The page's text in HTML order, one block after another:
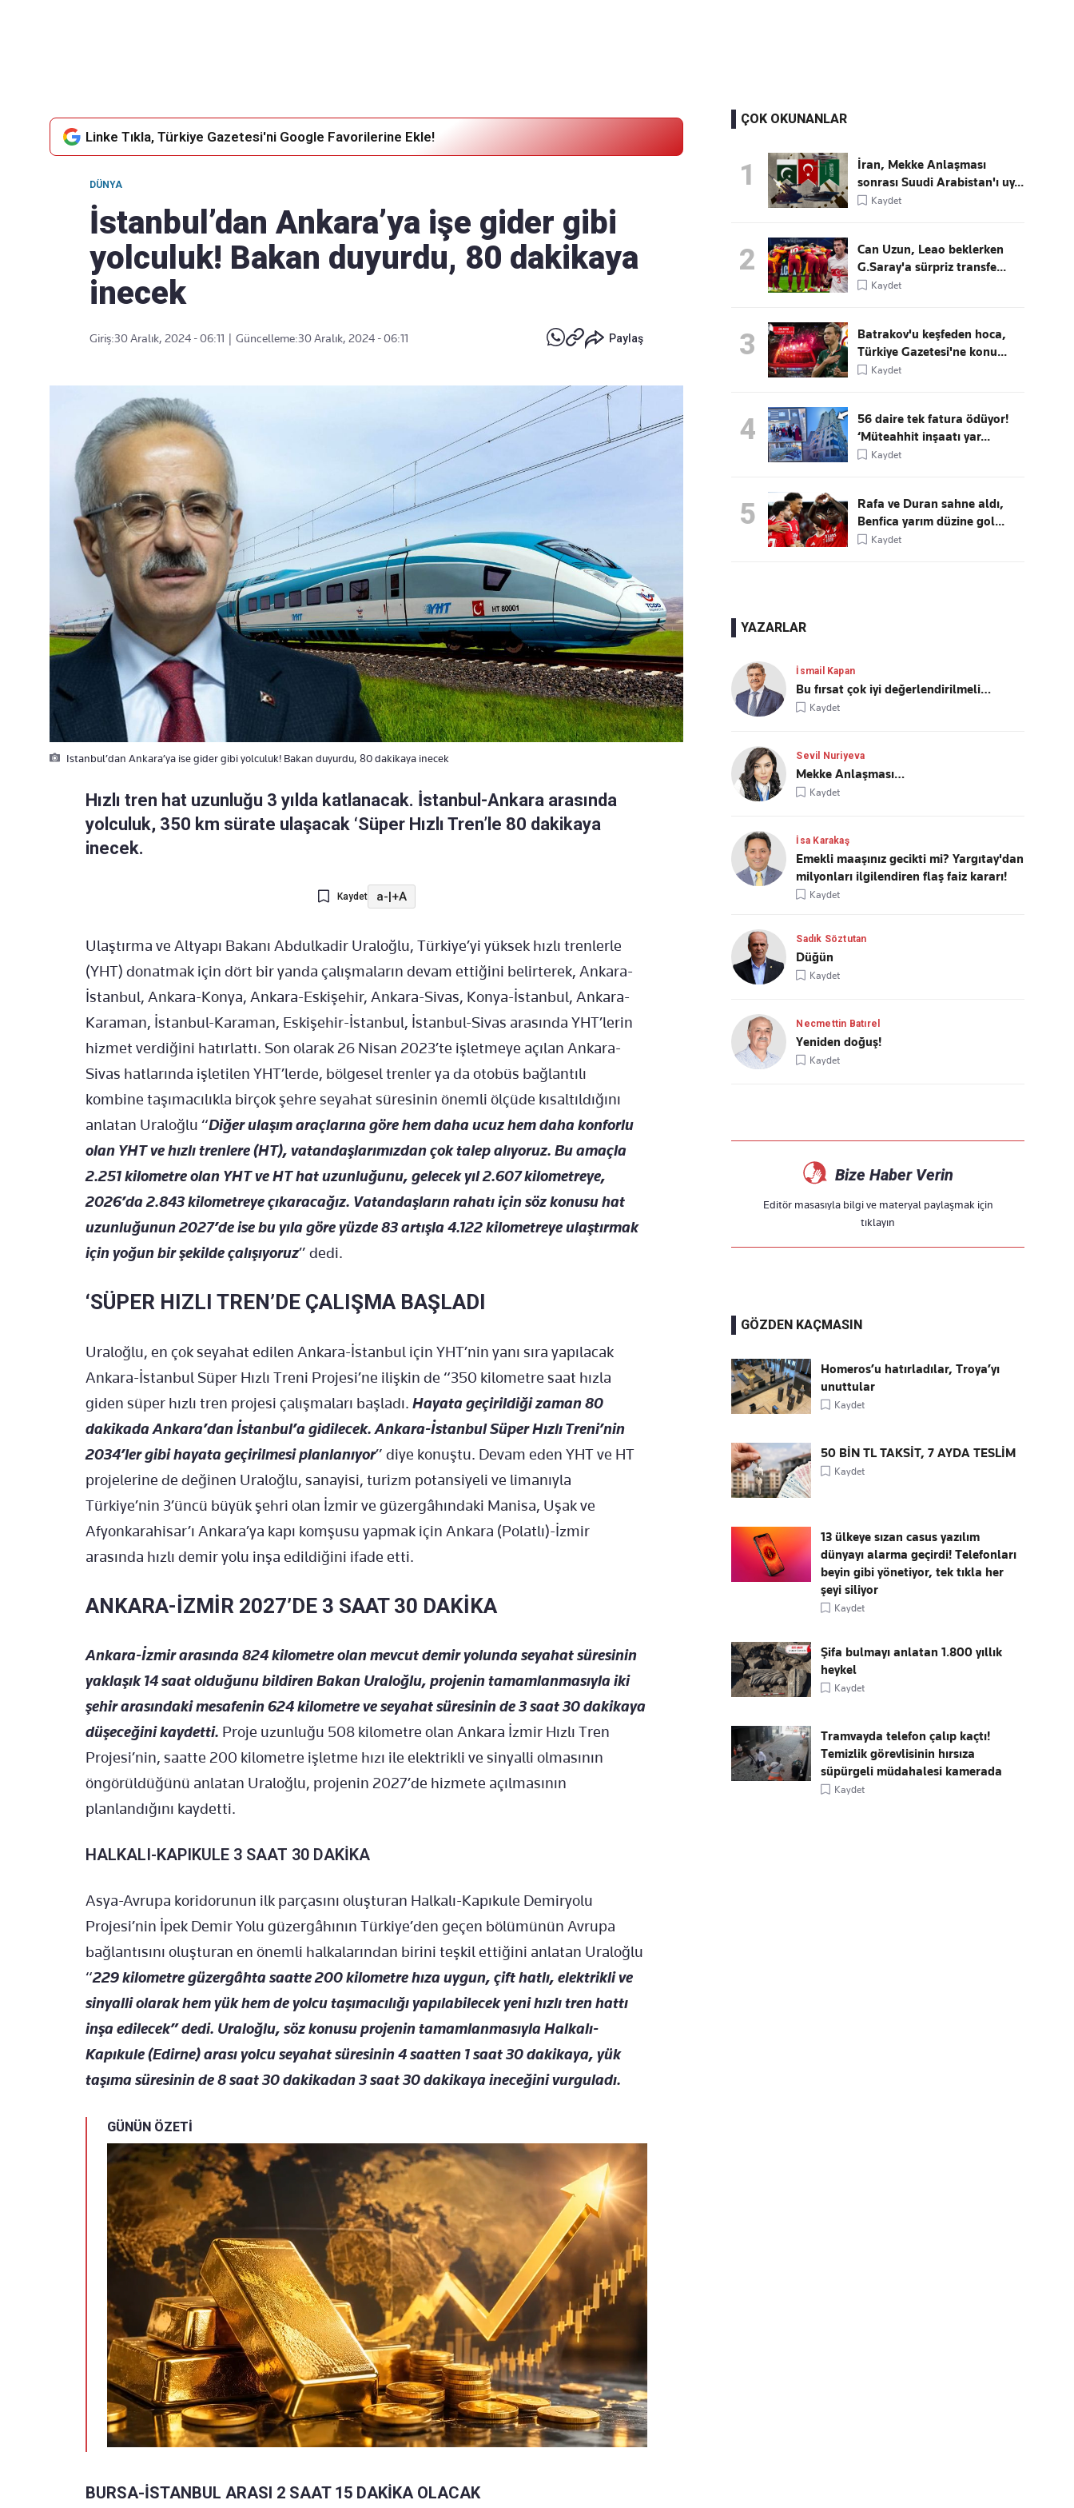
Linke Tıkla, Türkiye Gazetesi'ni Google Favorilerine Ekle!
DÜNYA
İstanbul’dan Ankara’ya işe gider gibi
yolculuk! Bakan duyurdu, 80 dakikaya
inecek
Giriş:30 Aralık, 2024 - 06:11 Güncelleme:30 Aralık, 2024 - 06:11 Paylaş
Istanbul’dan Ankara’ya ise gider gibi yolculuk! Bakan duyurdu, 80 dakikaya inecek
Hızlı tren hat uzunluğu 3 yılda katlanacak. İstanbul-Ankara arasında
yolculuk, 350 km sürate ulaşacak ‘Süper Hızlı Tren’le 80 dakikaya
inecek.
Kaydet a-|+A
Ulaştırma ve Altyapı Bakanı Abdulkadir Uraloğlu, Türkiye’yi yüksek hızlı trenlerle
(YHT) donatmak için dört bir yanda çalışmaların devam ettiğini belirterek, Ankara-
İstanbul, Ankara-Konya, Ankara-Eskişehir, Ankara-Sivas, Konya-İstanbul, Ankara-
Karaman, İstanbul-Karaman, Eskişehir-İstanbul, İstanbul-Sivas arasında YHT’lerin
hizmet verdiğini hatırlattı. Son olarak 26 Nisan 2023’te işletmeye açılan Ankara-
Sivas hatlarında işletilen YHT’lerde, bölgesel trenler ya da otobüs bağlantılı
kombine taşımacılıkla birçok şehre seyahat süresinin önemli ölçüde kısaltıldığını
anlatan Uraloğlu “Diğer ulaşım araçlarına göre hem daha ucuz hem daha konforlu
olan YHT ve hızlı trenlere (HT), vatandaşlarımızdan çok talep alıyoruz. Bu amaçla
2.251 kilometre olan YHT ve HT hat uzunluğunu, gelecek yıl 2.607 kilometreye,
2026’da 2.843 kilometreye çıkaracağız. Vatandaşların rahatı için söz konusu hat
uzunluğunun 2027’de ise bu yıla göre yüzde 83 artışla 4.122 kilometreye ulaştırmak
için yoğun bir şekilde çalışıyoruz” dedi.
‘SÜPER HIZLI TREN’DE ÇALIŞMA BAŞLADI
Uraloğlu, en çok seyahat edilen Ankara-İstanbul için YHT’nin yanı sıra yapılacak
Ankara-İstanbul Süper Hızlı Treni Projesi’ne ilişkin de “350 kilometre saat hızla
giden süper hızlı tren projesi çalışmaları başladı. Hayata geçirildiği zaman 80
dakikada Ankara’dan İstanbul’a gidilecek. Ankara-İstanbul Süper Hızlı Treni’nin
2034’ler gibi hayata geçirilmesi planlanıyor” diye konuştu. Devam eden YHT ve HT
projelerine de değinen Uraloğlu, sanayisi, turizm potansiyeli ve limanıyla
Türkiye’nin 3’üncü büyük şehri olan İzmir ve güzergâhındaki Manisa, Uşak ve
Afyonkarahisar’ı Ankara’ya kapı komşusu yapmak için Ankara (Polatlı)-İzmir
arasında hızlı demir yolu inşa edildiğini ifade etti.
ANKARA-İZMİR 2027’DE 3 SAAT 30 DAKİKA
Ankara-İzmir arasında 824 kilometre olan mevcut demir yolunda seyahat süresinin
yaklaşık 14 saat olduğunu bildiren Bakan Uraloğlu, projenin tamamlanmasıyla iki
şehir arasındaki mesafenin 624 kilometre ve seyahat süresinin de 3 saat 30 dakikaya
düşeceğini kaydetti. Proje uzunluğu 508 kilometre olan Ankara İzmir Hızlı Tren
Projesi’nin, saatte 200 kilometre işletme hızı ile elektrikli ve sinyalli olmasının
öngörüldüğünü anlatan Uraloğlu, projenin 2027’de hizmete açılmasının
planlandığını kaydetti.
HALKALI-KAPIKULE 3 SAAT 30 DAKİKA
Asya-Avrupa koridorunun ilk parçasını oluşturan Halkalı-Kapıkule Demiryolu
Projesi’nin İpek Demir Yolu güzergâhının Türkiye’den geçen bölümünün Avrupa
bağlantısını oluşturan en önemli halkalarından birini teşkil ettiğini anlatan Uraloğlu
“229 kilometre güzergâhta saatte 200 kilometre hıza uygun, çift hatlı, elektrikli ve
sinyalli olarak hem yük hem de yolcu taşımacılığı yapılabilecek yeni hızlı tren hattı
inşa edilecek” dedi. Uraloğlu, söz konusu projenin tamamlanmasıyla Halkalı-
Kapıkule (Edirne) arası yolcu seyahat süresinin 4 saatten 1 saat 30 dakikaya, yük
taşıma süresinin de 8 saat 30 dakikadan 3 saat 30 dakikaya ineceğini vurguladı.
GÜNÜN ÖZETİ
BURSA-İSTANBUL ARASI 2 SAAT 15 DAKİKA OLACAK
ÇOK OKUNANLAR
1
İran, Mekke Anlaşması
sonrası Suudi Arabistan'ı uy...
Kaydet
2
Can Uzun, Leao beklerken
G.Saray'a sürpriz transfe...
Kaydet
3
Batrakov'u keşfeden hoca,
Türkiye Gazetesi'ne konu...
Kaydet
4
56 daire tek fatura ödüyor!
‘Müteahhit inşaatı yar...
Kaydet
5
Rafa ve Duran sahne aldı,
Benfica yarım düzine gol...
Kaydet
YAZARLAR
İsmail Kapan
Bu fırsat çok iyi değerlendirilmeli…
Kaydet
Sevil Nuriyeva
Mekke Anlaşması…
Kaydet
İsa Karakaş
Emekli maaşınız gecikti mi? Yargıtay'dan
milyonları ilgilendiren flaş faiz kararı!
Kaydet
Sadık Söztutan
Düğün
Kaydet
Necmettin Batırel
Yeniden doğuş!
Kaydet
Bize Haber Verin
Editör masasıyla bilgi ve materyal paylaşmak için
tıklayın
GÖZDEN KAÇMASIN
Homeros’u hatırladılar, Troya’yı
unuttular
Kaydet
50 BİN TL TAKSİT, 7 AYDA TESLİM
Kaydet
13 ülkeye sızan casus yazılım
dünyayı alarma geçirdi! Telefonları
beyin gibi yönetiyor, tek tıkla her
şeyi siliyor
Kaydet
Şifa bulmayı anlatan 1.800 yıllık
heykel
Kaydet
Tramvayda telefon çalıp kaçtı!
Temizlik görevlisinin hırsıza
süpürgeli müdahalesi kamerada
Kaydet